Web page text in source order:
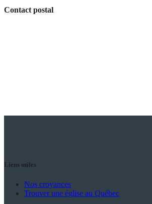
Contact postal
Liens utiles
Nos croyances
Trouver une église au Québec